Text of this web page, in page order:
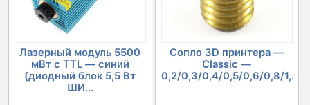
Лазерный модуль 5500
мВт с TTL — синий
(диодный блок 5,5 Вт
ШИ...
Сопло 3D принтера —
Classic —
0,2/0,3/0,4/0,5/0,6/0,8/1,...